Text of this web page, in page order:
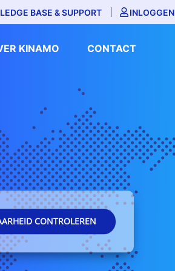
BASE & SUPPORT INLOGGEN
KINAMO CONTACT
CONTROLEREN